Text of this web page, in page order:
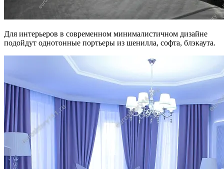
Для интерьеров в современном минималистичном дизайне
подойдут однотонные портьеры из шенилла, софта, блэкаута.